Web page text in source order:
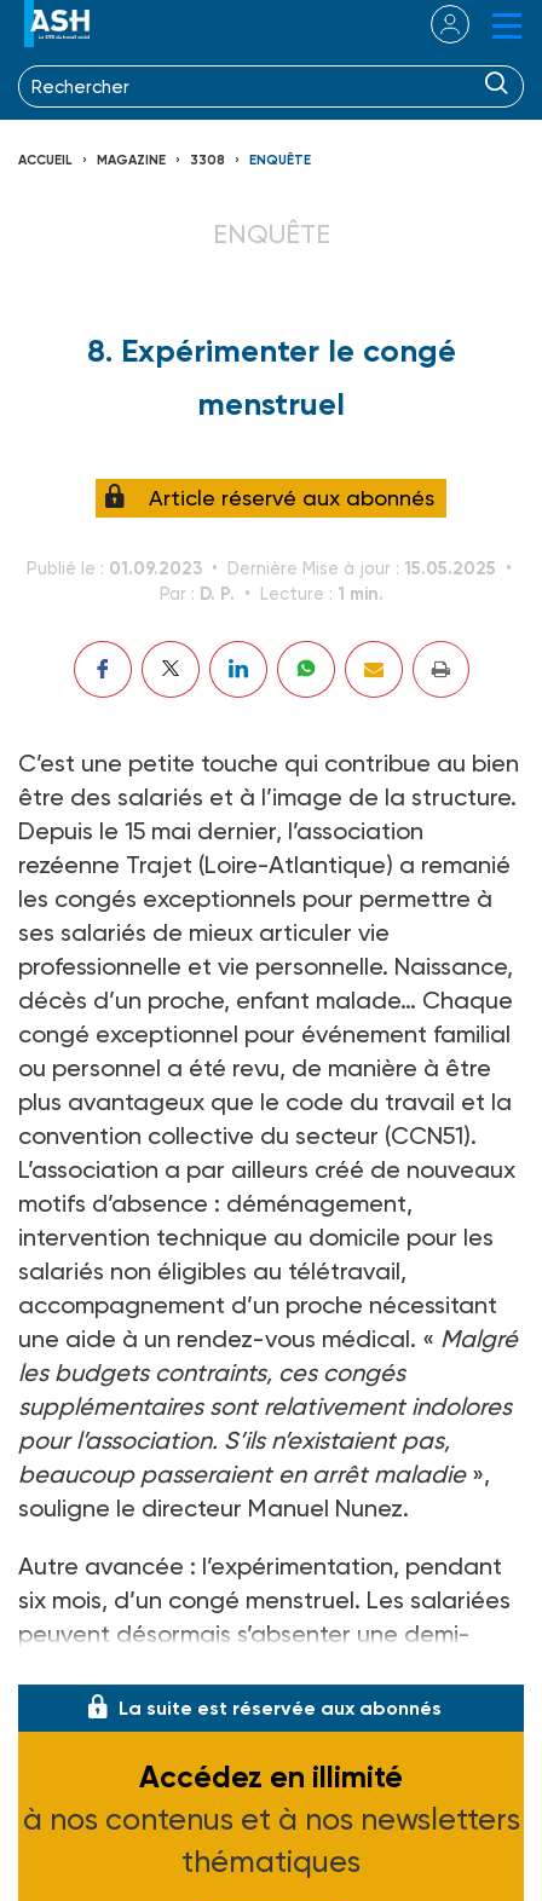
ACCUEIL MAGAZINE 3308 ENQUÊTE
ENQUÊTE
8. Expérimenter le congé
menstruel
Article réservé aux abonnés
Publié le : 01.09.2023 Dernière Mise à jour : 15.05.2025
Par : D. P. Lecture : 1 min.
C’est une petite touche qui contribue au bien
être des salariés et à l’image de la structure.
Depuis le 15 mai dernier, l’association
rezéenne Trajet (Loire-Atlantique) a remanié
les congés exceptionnels pour permettre à
ses salariés de mieux articuler vie
professionnelle et vie personnelle. Naissance,
décès d’un proche, enfant malade… Chaque
congé exceptionnel pour événement familial
ou personnel a été revu, de manière à être
plus avantageux que le code du travail et la
convention collective du secteur (CCN51).
L’association a par ailleurs créé de nouveaux
motifs d’absence : déménagement,
intervention technique au domicile pour les
salariés non éligibles au télétravail,
accompagnement d’un proche nécessitant
une aide à un rendez-vous médical. « Malgré
les budgets contraints, ces congés
supplémentaires sont relativement indolores
pour l’association. S’ils n’existaient pas,
beaucoup passeraient en arrêt maladie»,
souligne le directeur Manuel Nunez.
Autre avancée : l’expérimentation, pendant
six mois, d’un congé menstruel. Les salariées
peuvent désormais s’absenter une demi-
La suite est réservée aux abonnés
Accédez en illimité
à nos contenus et à nos newsletters
thématiques